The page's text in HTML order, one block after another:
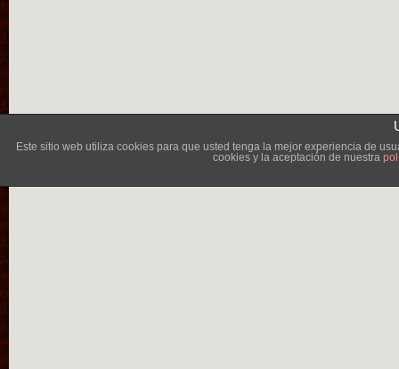
Este sitio web utiliza cookies para que usted tenga la mejor experiencia de
cookies y la aceptación de nuestra